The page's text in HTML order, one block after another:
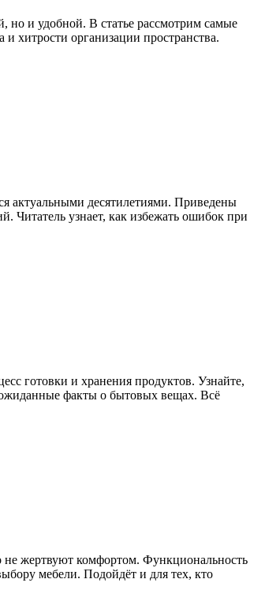
но и удобной. В статье рассмотрим самые
хитрости организации пространства.
актуальными десятилетиями. Приведены
Читатель узнает, как избежать ошибок при
готовки и хранения продуктов. Узнайте,
факты о бытовых вещах. Всё
не жертвуют комфортом. Функциональность
мебели. Подойдёт и для тех, кто